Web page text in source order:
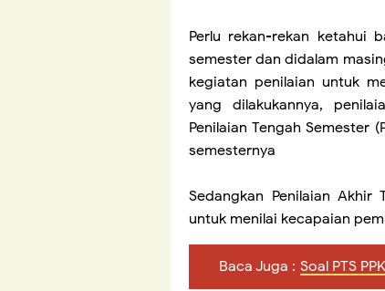
Perlu rekan-rekan ketahui
semester dan didalam
kegiatan penilaian untuk
yang dilakukannya,
Penilaian Tengah Semester
semesternya
Sedangkan Penilaian
untuk menilai kecapaian
Baca Juga : Soal PTS